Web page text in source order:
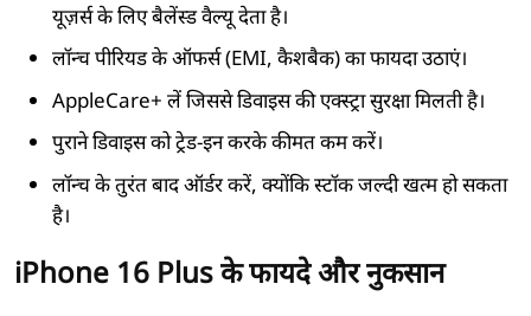
यूज़र्स के लिए बैलेंस्ड वैल्यू देता है।
लॉन्च पीरियड के ऑफर्स (EMI, कैशबैक) का फायदा उठाएं।
AppleCare+ लें जिससे डिवाइस की एक्स्ट्रा सुरक्षा मिलती है।
पुराने डिवाइस को ट्रेड-इन करके कीमत कम करें।
लॉन्च के तुरंत बाद ऑर्डर करें, क्योंकि स्टॉक जल्दी खत्म हो सकता
है।
iPhone 16 Plus के फायदे और नुकसान